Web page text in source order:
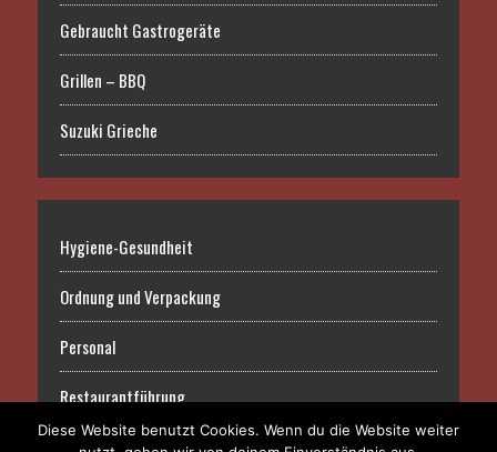
Gebraucht Gastrogeräte
Grillen – BBQ
Suzuki Grieche
Hygiene-Gesundheit
Ordnung und Verpackung
Personal
Restaurantführung
Diese Website benutzt Cookies. Wenn du die Website weiter